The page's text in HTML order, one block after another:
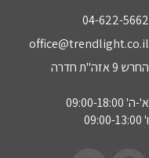
04-622-5662‏
office@trendlight.co.il
החרש 9 אזה"ת חדרה
א'-ה' 09:00-18:00
ו' 09:00-13:00